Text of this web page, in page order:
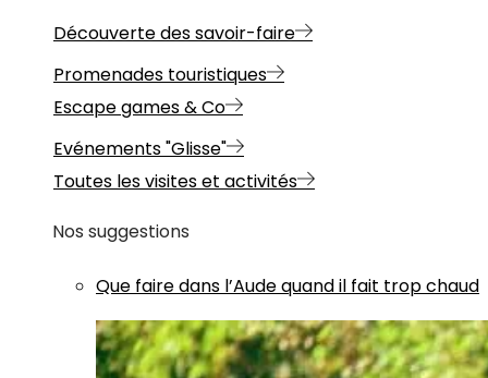
Découverte des savoir-faire
Promenades touristiques
Escape games & Co
Evénements "Glisse"
Toutes les visites et activités
Nos suggestions
Que faire dans l’Aude quand il fait trop chaud